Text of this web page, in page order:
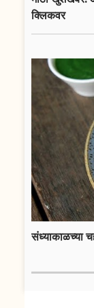
क्लिकवर
संध्याकाळच्या